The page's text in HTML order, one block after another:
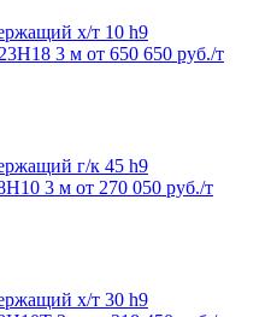
х/т 10 h9
3 м от 650 650 руб./т
г/к 45 h9
3 м от 270 050 руб./т
х/т 30 h9